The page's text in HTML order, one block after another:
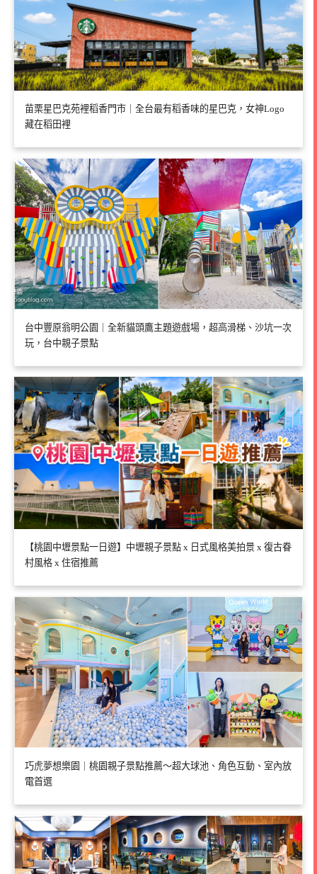
苗栗星巴克苑裡稻香門市｜全台最有稻香味的星巴克，女神Logo
藏在稻田裡
台中豐原翁明公園｜全新貓頭鷹主題遊戲場，超高滑梯、沙坑一次
玩，台中親子景點
【桃園中壢景點一日遊】中壢親子景點 x 日式風格美拍景 x 復古眷
村風格 x 住宿推薦
巧虎夢想樂園｜桃園親子景點推薦～超大球池、角色互動、室內放
電首選